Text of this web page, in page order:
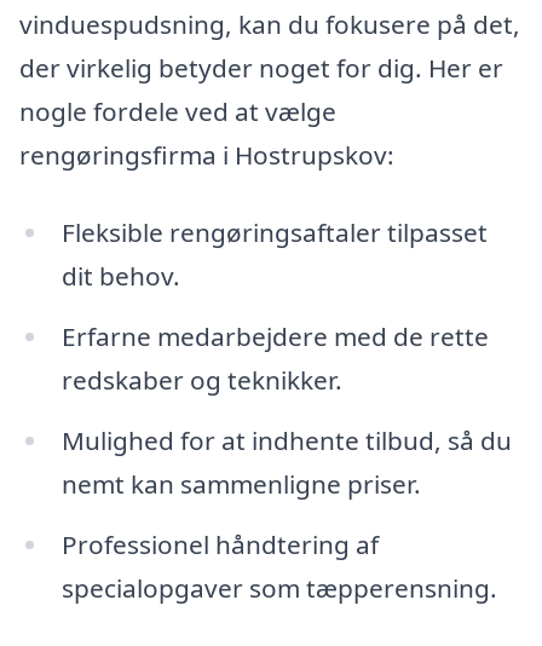
vinduespudsning, kan du fokusere på det,
der virkelig betyder noget for dig. Her er
nogle fordele ved at vælge
rengøringsfirma i Hostrupskov:
Fleksible rengøringsaftaler tilpasset
dit behov.
Erfarne medarbejdere med de rette
redskaber og teknikker.
Mulighed for at indhente tilbud, så du
nemt kan sammenligne priser.
Professionel håndtering af
specialopgaver som tæpperensning.